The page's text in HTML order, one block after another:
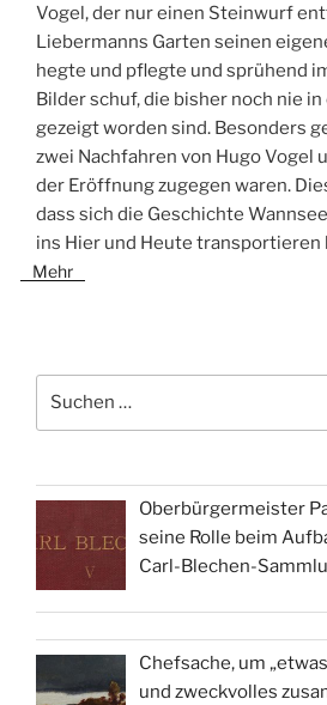
Vogel, der nur einen Steinwurf
Liebermanns Garten seinen
hegte und pflegte und sprühend
Bilder schuf, die bisher noch nie
gezeigt worden sind. Besonders
zwei Nachfahren von Hugo Vogel
der Eröffnung zugegen waren.
dass sich die Geschichte
ins Hier und Heute transportieren
Mehr
nach:
Oberbürgermeister
seine Rolle beim
Carl-Blechen-
Chefsache, um
und zweckvolles